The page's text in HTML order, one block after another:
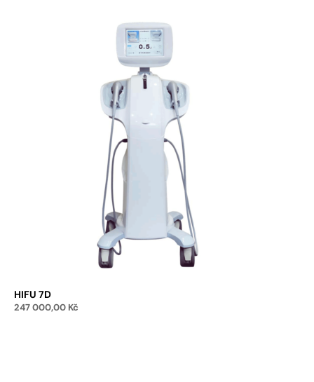
HIFU 7D
247 000,00 Kč